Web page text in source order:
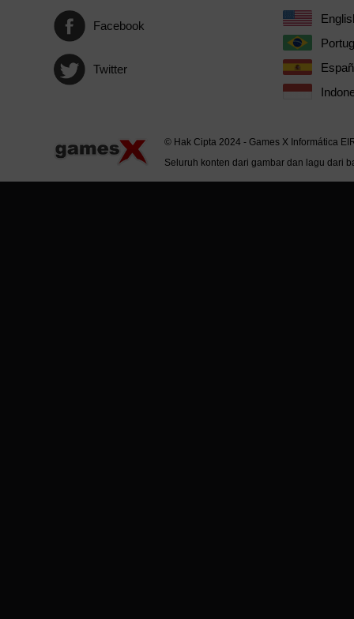
Facebook
Twitter
© Hak Cipta 2024 - Games X Informática
Seluruh konten dari gambar dan lagu dari